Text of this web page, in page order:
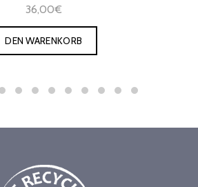
36,00€
DEN WARENKORB